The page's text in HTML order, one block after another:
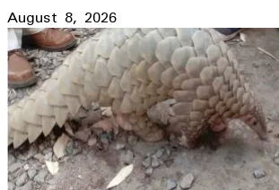
August 8, 2026